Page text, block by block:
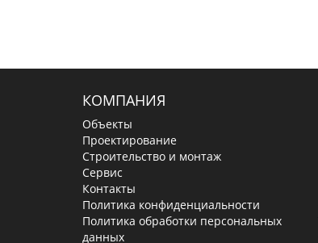
КОМПАНИЯ
Объекты
Проектирование
Строительство и монтаж
Сервис
Контакты
Политика конфиденциальности
Политика обработки персональных
данных